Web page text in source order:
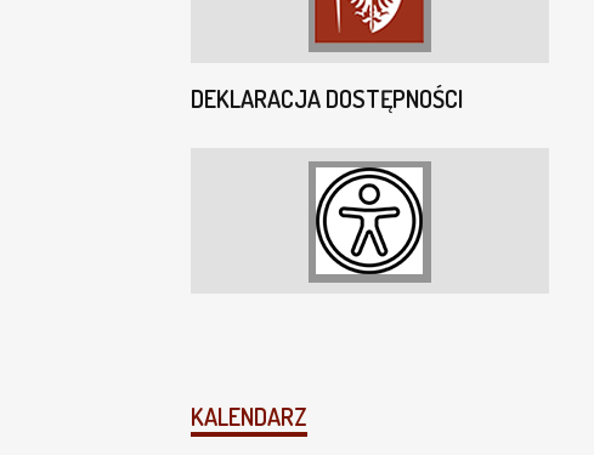
DEKLARACJA DOSTĘPNOŚCI
KALENDARZ